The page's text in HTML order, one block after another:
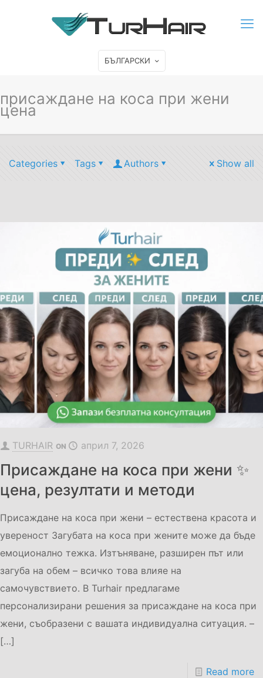
БЪЛГАРСКИ
присаждане на коса при жени
цена
Categories Tags Authors Show all
TURHAIR ON април 7, 2026
Присаждане на коса при жени ✨
цена, резултати и методи
Присаждане на коса при жени – естествена красота и
увереност Загубата на коса при жените може да бъде
емоционално тежка. Изтъняване, разширен път или
загуба на обем – всичко това влияе на
самочувствието. В Turhair предлагаме
персонализирани решения за присаждане на коса при
жени, съобразени с вашата индивидуална ситуация. –
[…]
Read more